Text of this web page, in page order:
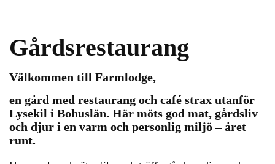
Gårdsrestaurang
Välkommen till Farmlodge,
en gård med restaurang och café strax utanför
Lysekil i Bohuslän. Här möts god mat, gårdsliv
och djur i en varm och personlig miljö – året
runt.